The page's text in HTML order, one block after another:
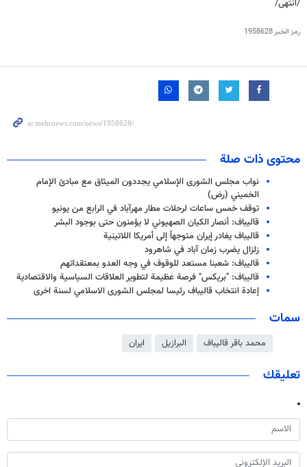
/انتهى/
رمز الخبر1958628
محتوى ذات صلة
نواب مجلس الشورى الإسلامي يجددون الميثاق مع مبادئ الإمام
الخميني (رض)
توقف خمس ساعات لرحلات مطار مهرآباد في الرابع من يونيو
قاليباف: أنصار الكيان الصهيوني لا يؤمنون حتى بوجود البشر
قاليباف يغادر إيران متوجهاً إلى أمريكا اللاتينية
زلزال يضرب زمان آباد في شاهرود
قاليباف: شعبنا مستعد للوقوف في وجه العدو بمعتقداتهم
قاليباف: "بريكس" فرصة عظيمة لتطوير العلاقات السياسية والاقتصادية
إعادة انتخاب قاليباف رئيسا لمجلس الشورى الاسلامي لسنة اخرى
سمات
محمد باقر قاليباف البرازيل ايران
تعليقك